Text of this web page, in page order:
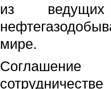
из ведущих
мире.
Соглашение